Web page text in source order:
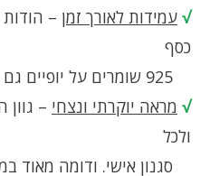
√ עמידות לאורך זמן –
כסף
√ מראה יוקרתי ונצחי –
ולכל
סגנון אישי. ודומה מאוד